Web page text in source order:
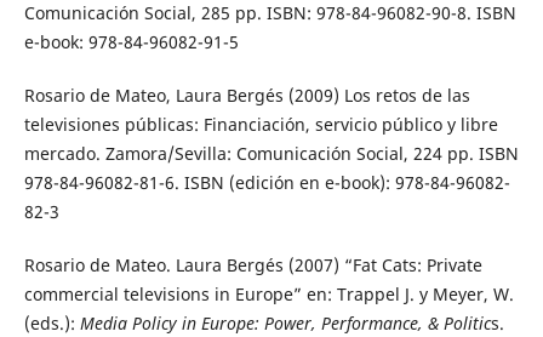
Comunicación Social, 285 pp. ISBN: 978-84-96082-90-8. ISBN
e-book: 978-84-96082-91-5
Rosario de Mateo, Laura Bergés (2009) Los retos de las
televisiones públicas: Financiación, servicio público y libre
mercado. Zamora/Sevilla: Comunicación Social, 224 pp. ISBN
978-84-96082-81-6. ISBN (edición en e-book): 978-84-96082-
82-3
Rosario de Mateo. Laura Bergés (2007) “Fat Cats: Private
commercial televisions in Europe” en: Trappel J. y Meyer, W.
(eds.): Media Policy in Europe: Power, Performance, & Politics.